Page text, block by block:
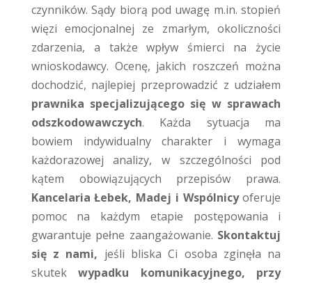
czynników. Sądy biorą pod uwagę m.in. stopień
więzi emocjonalnej ze zmarłym, okoliczności
zdarzenia, a także wpływ śmierci na życie
wnioskodawcy. Ocenę, jakich roszczeń można
dochodzić, najlepiej przeprowadzić z udziałem
prawnika specjalizującego się w sprawach
odszkodowawczych. Każda sytuacja ma
bowiem indywidualny charakter i wymaga
każdorazowej analizy, w szczególności pod
kątem obowiązujących przepisów prawa.
Kancelaria Łebek, Madej i Wspólnicyoferuje
pomoc na każdym etapie postępowania i
gwarantuje pełne zaangażowanie. Skontaktuj
się z nami, jeśli bliska Ci osoba zginęła na
skutekwypadku komunikacyjnego, przy